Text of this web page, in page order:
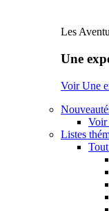
Les
Une
Voir Une
Voir
Listes